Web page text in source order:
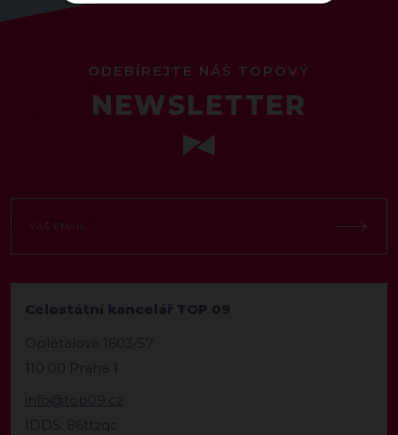
ODEBÍREJTE NÁŠ TOPOVÝ
NEWSLETTER
Celostátní kancelář TOP 09
Opletalova 1603/57
110 00 Praha 1
info@top09.cz
IDDS: 86ttzqc